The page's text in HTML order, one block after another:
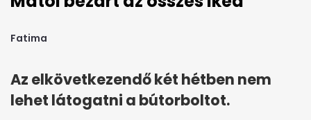
Fatima
Az elkövetkezendő két hétben nem
lehet látogatni a bútorboltot.